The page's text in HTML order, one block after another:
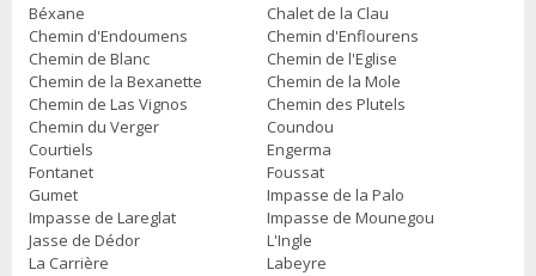
Béxane
Chalet de la Clau
Chemin d'Endoumens
Chemin d'Enflourens
Chemin de Blanc
Chemin de l'Eglise
Chemin de la Bexanette
Chemin de la Mole
Chemin de Las Vignos
Chemin des Plutels
Chemin du Verger
Coundou
Courtiels
Engerma
Fontanet
Foussat
Gumet
Impasse de la Palo
Impasse de Lareglat
Impasse de Mounegou
Jasse de Dédor
L'Ingle
La Carrière
Labeyre